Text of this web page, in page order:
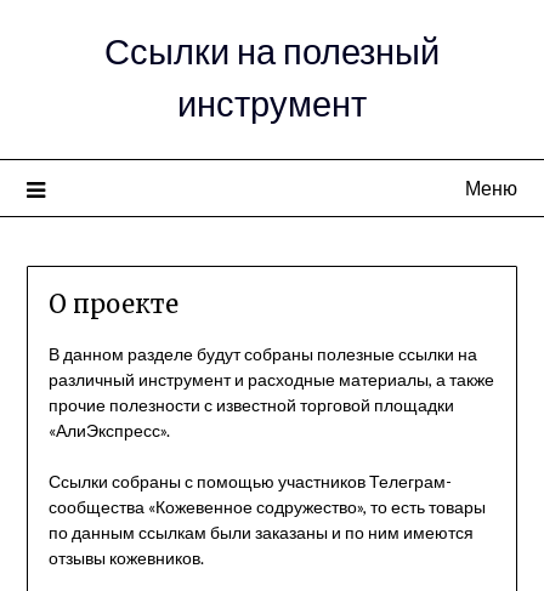
Ссылки на полезный
инструмент
Меню
О проекте
В данном разделе будут собраны полезные ссылки на
различный инструмент и расходные материалы, а также
прочие полезности с известной торговой площадки
«АлиЭкспресс».
Ссылки собраны с помощью участников Телеграм-
сообщества «Кожевенное содружество», то есть товары
по данным ссылкам были заказаны и по ним имеются
отзывы кожевников.